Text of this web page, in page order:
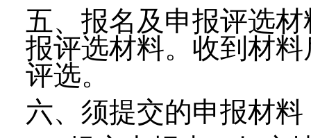
五、报名及申报评选
报评选材料。收到材
评选。
六、须提交的申报材料